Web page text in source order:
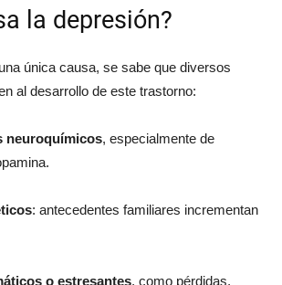
la depresión?
única causa, se sabe que diversos
al desarrollo de este trastorno:
neuroquímicos, especialmente de
: antecedentes familiares incrementan
o estresantes, como pérdidas,